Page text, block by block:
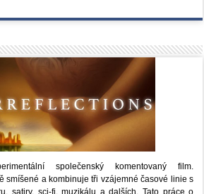
společenský komentovaný film.
smíšené a kombinuje tři vzájemné časové linie s
satiry, sci-fi, muzikálu a dalších. Tato práce o